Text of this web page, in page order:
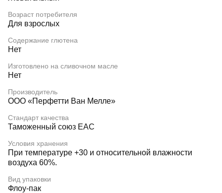
Возраст потребителя
Для взрослых
Содержание глютена
Нет
Изготовлено на сливочном масле
Нет
Производитель
ООО «Перфетти Ван Мелле»
Стандарт качества
Таможенный союз EAC
Условия хранения
При температуре +30 и относительной влажности
воздуха 60%.
Вид упаковки
Флоу-пак